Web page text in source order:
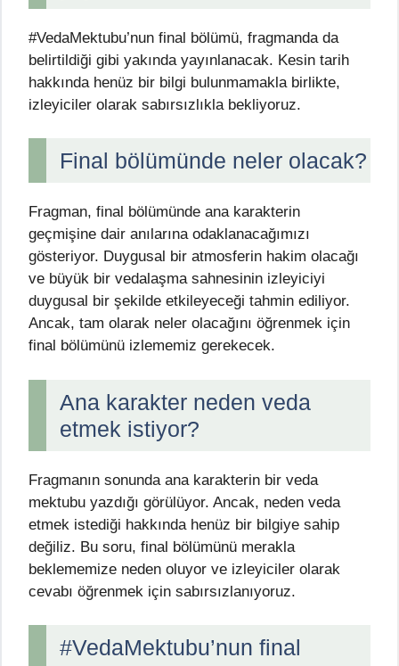
#VedaMektubu’nun final bölümü, fragmanda da
belirtildiği gibi yakında yayınlanacak. Kesin tarih
hakkında henüz bir bilgi bulunmamakla birlikte,
izleyiciler olarak sabırsızlıkla bekliyoruz.
Final bölümünde neler olacak?
Fragman, final bölümünde ana karakterin
geçmişine dair anılarına odaklanacağımızı
gösteriyor. Duygusal bir atmosferin hakim olacağı
ve büyük bir vedalaşma sahnesinin izleyiciyi
duygusal bir şekilde etkileyeceği tahmin ediliyor.
Ancak, tam olarak neler olacağını öğrenmek için
final bölümünü izlememiz gerekecek.
Ana karakter neden veda
etmek istiyor?
Fragmanın sonunda ana karakterin bir veda
mektubu yazdığı görülüyor. Ancak, neden veda
etmek istediği hakkında henüz bir bilgiye sahip
değiliz. Bu soru, final bölümünü merakla
beklememize neden oluyor ve izleyiciler olarak
cevabı öğrenmek için sabırsızlanıyoruz.
#VedaMektubu’nun final